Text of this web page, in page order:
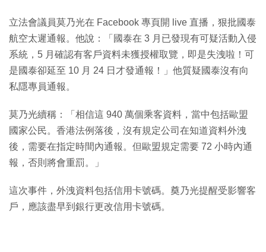
立法會議員莫乃光在 Facebook 專頁開 live 直播，狠批國泰
航空太遲通報。他說：「國泰在 3 月已發現有可疑活動入侵
系統，5 月確認有客戶資料未獲授權取覽，即是失洩啦！可
是國泰卻延至 10 月 24 日才發通報！」他質疑國泰沒有向
私隱專員通報。
莫乃光續稱：「相信這 940 萬個乘客資料，當中包括歐盟
國家公民。香港法例落後，沒有規定公司在知道資料外洩
後，需要在指定時間內通報。但歐盟規定需要 72 小時內通
報，否則將會重罰。」
這次事件，外洩資料包括信用卡號碼。奠乃光提醒受影響客
戶，應該盡早到銀行更改信用卡號碼。